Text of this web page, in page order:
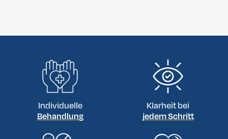
Individuelle
Behandlung
Klarheit bei
jedem Schritt